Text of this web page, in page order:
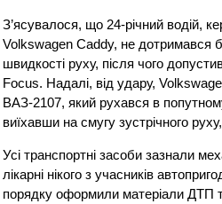
З’ясувалося, що 24-річний водій,
Volkswagen Caddy, не дотримався
швидкості руху, після чого
Focus. Надалі, від удару,
ВАЗ-2107, який рухався в
виїхавши на смугу зустрічного
Усі транспортні засоби зазнали
лікарні нікого з учасників
порядку оформили матеріали ДТП